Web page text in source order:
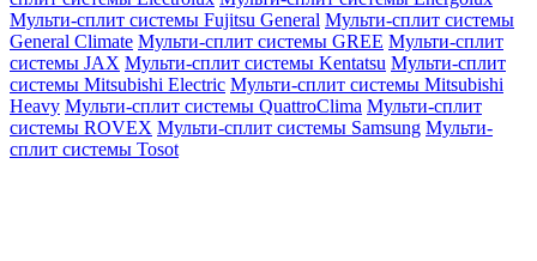
Мульти-сплит системы Fujitsu General Мульти-сплит системы
General Climate Мульти-сплит системы GREE Мульти-сплит
системы JAX Мульти-сплит системы Kentatsu Мульти-сплит
системы Mitsubishi Electric Мульти-сплит системы Mitsubishi
Heavy Мульти-сплит системы QuattroClima Мульти-сплит
системы ROVEX Мульти-сплит системы Samsung Мульти-
сплит системы Tosot